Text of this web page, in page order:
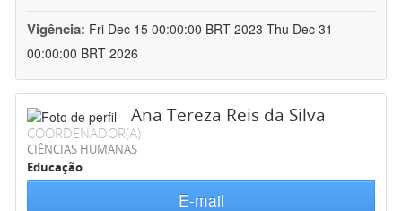
Vigência: Fri Dec 15 00:00:00 BRT 2023-Thu Dec 31
00:00:00 BRT 2026
Ana Tereza Reis da Silva
COORDENADOR(A)
CIÊNCIAS HUMANAS
Educação
E-mail